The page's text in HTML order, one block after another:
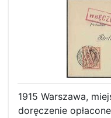
1915 Warszawa,
doręczenie